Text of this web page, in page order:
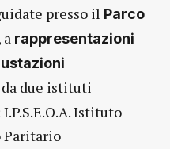
presso il Parco
a rappresentazioni
due istituti
Istituto
Paritario